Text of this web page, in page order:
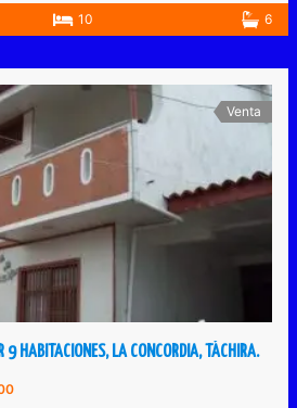
10 6
Venta
9 HABITACIONES, LA CONCORDIA, TÁCHIRA.